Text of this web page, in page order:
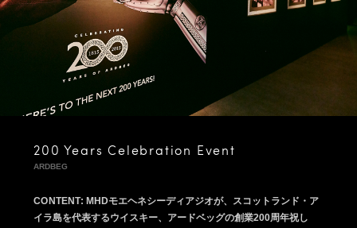
200 Years Celebration Event
ARDBEG
CONTENT: MHDモエヘネシーディアジオが、スコットランド・ア
イラ島を代表するウイスキー、アードベッグの創業200周年祝し